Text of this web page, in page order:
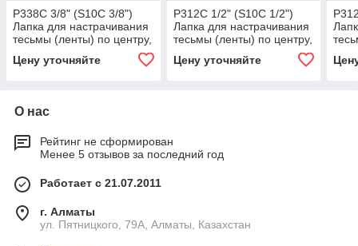
P338C 3/8" (S10C 3/8")
Лапка для настрачивания
тесьмы (ленты) по центру,
Цену уточняйте
P312C 1/2" (S10C 1/2")
Лапка для настрачивания
тесьмы (ленты) по центру,
Цену уточняйте
О нас
Рейтинг не сформирован
Менее 5 отзывов за последний год
Работает с 21.07.2011
г. Алматы
ул. Пятницкого, 79А, Алматы, Казахстан